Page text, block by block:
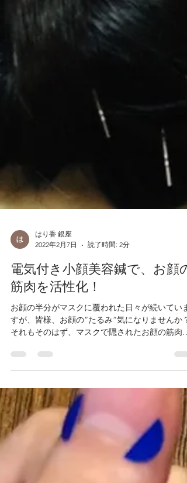
はり香 銀座
2022年2月7日
読了時間: 2分
電気付き小顔美容鍼で、お顔の
筋肉を活性化！
すが、皆様、お顔の“たるみ”気になりませんか？
それもそのはず、マスクで隠されたお顔の筋肉の
活動量は、マスクをしていない時と比べて、約“
分の活動量”になっているのだそう！ こんにちは
『銀座治療室はり香』谷です(^^)...